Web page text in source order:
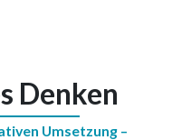
Denken
Umsetzung –